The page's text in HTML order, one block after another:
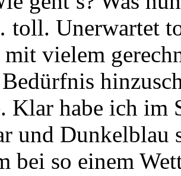
Unerwartet
mit vielem
Klar habe ich im
und Dunkelblau
bei so einem